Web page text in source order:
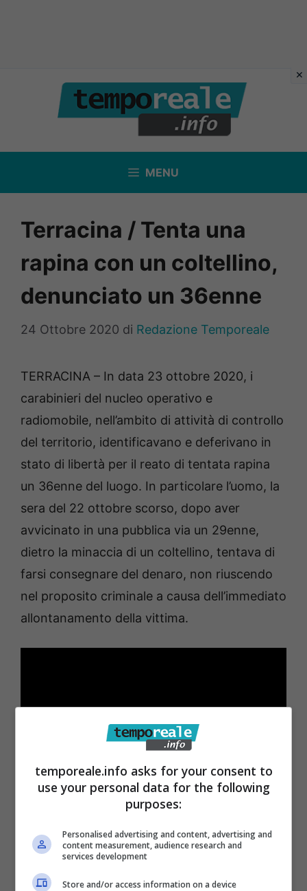
contenuto
MENU
Terracina / Tenta una
rapina con un coltellino,
denunciato un 36enne
24 Ottobre 2020 di Redazione Temporeale
TERRACINA – In data 23 ottobre 2020, i
carabinieri del nucleo operativo e
radiomobile, nell’ambito di attività di controllo
del territorio, identificavano e deferivano in
stato di libertà per il reato di tentata rapina
un 36enne del luogo. In particolare l’uomo, la
sera del 22 ottobre scorso, dopo aver
avvicinato in una pubblica via un 29enne,
dietro la minaccia di un coltellino, tentava di
farsi consegnare del denaro, non riuscendo
nel proposito criminale a causa dell’immediato
allontanamento della vittima.
temporeale.info asks for your consent to
use your personal data for the following
purposes:
Personalised advertising and content, advertising and
content measurement, audience research and
services development
Store and/or access information on a device